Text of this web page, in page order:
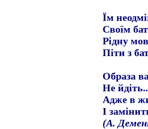
Їм
Своїм
Рідну
Піти з
Образа
Не
Адже в
І
(А.